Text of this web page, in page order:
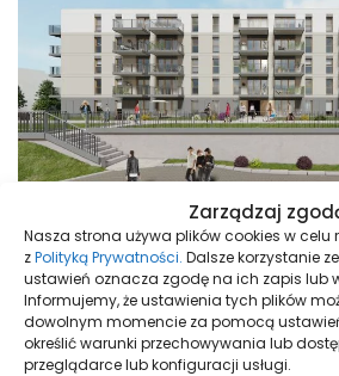
Zarządzaj
Nasza strona używa plików cookies w celu
zPolityką Prywatności. Dalsze korzystanie
ustawień oznacza zgodę na ich zapis lub
Informujemy, że ustawienia tych plików
dowolnym momencie za pomocą
określić warunki przechowywania lub
przeglądarce lub konfiguracji usługi.